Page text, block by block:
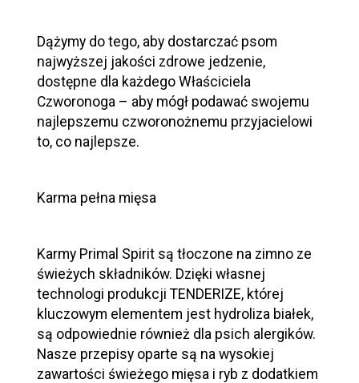
Dążymy do tego, aby dostarczać psom
najwyższej jakości zdrowe jedzenie,
dostępne dla każdego Właściciela
Czworonoga – aby mógł podawać swojemu
najlepszemu czworonożnemu przyjacielowi
to, co najlepsze.
Karma pełna mięsa
Karmy Primal Spirit są tłoczone na zimno ze
świeżych składników. Dzięki własnej
technologi produkcji TENDERIZE, której
kluczowym elementem jest hydroliza białek,
są odpowiednie również dla psich alergików.
Nasze przepisy oparte są na wysokiej
zawartości świeżego mięsa i ryb z dodatkiem